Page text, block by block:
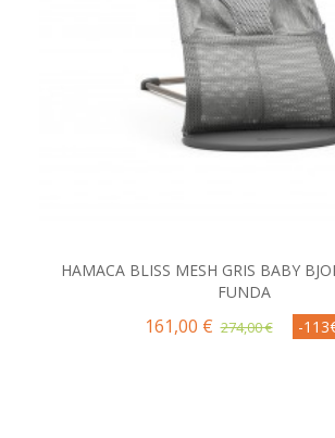
HAMACA BLISS MESH GRIS BABY
FUNDA
161,00 € 274,00 € -